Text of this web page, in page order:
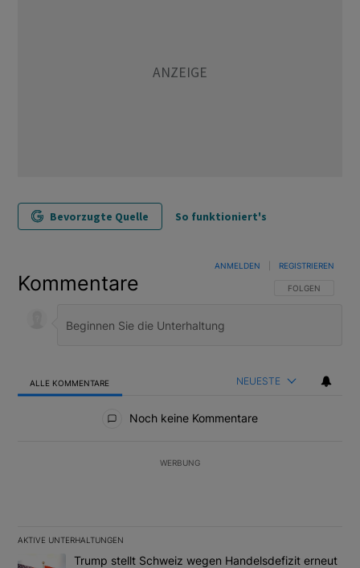
Bevorzugte Quelle So funktioniert's
Kommentare FOLGE DIESER
FOLGEN
ANMELDEN REGISTRIEREN
ALLE KOMMENTARE NEUESTE
Noch keine Kommentare
WERBUNG
AKTIVE UNTERHALTUNGEN
Das Folgende ist eine Liste der am meisten kommentierten
Ein Trendartikel mit dem Titel "Trump stellt Schweiz wegen
Trump stellt Schweiz wegen Handelsdefizit erneut